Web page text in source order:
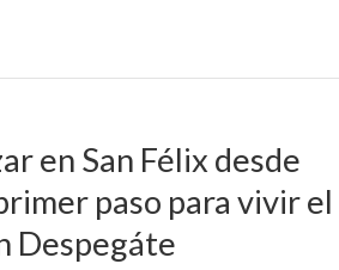
en San Félix desde
paso para vivir el
Despegáte